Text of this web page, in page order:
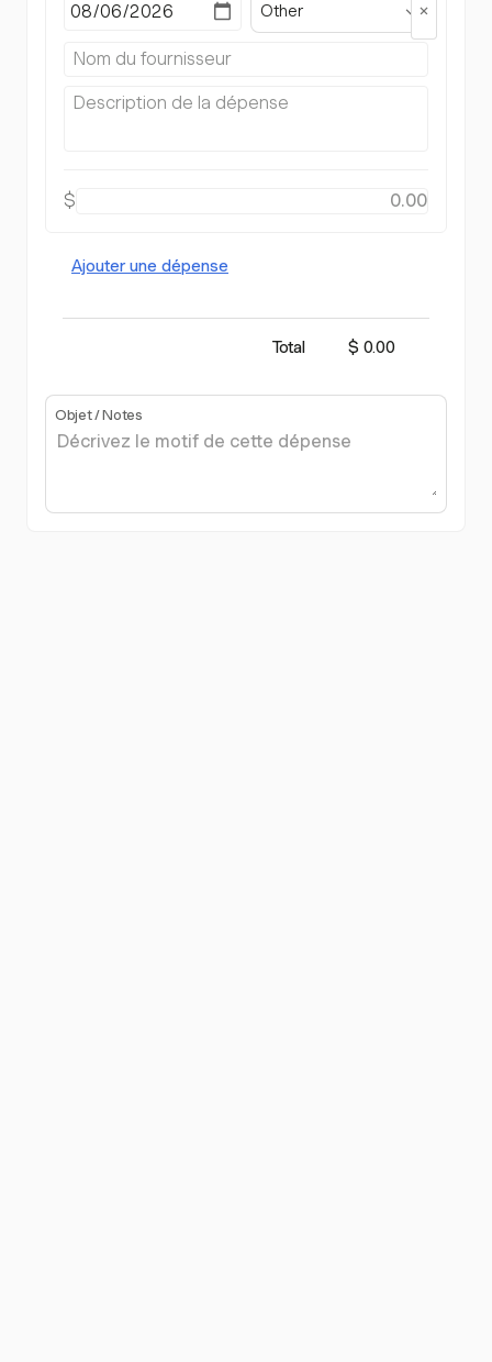
Other
$
Ajouter une dépense
Total $ 0.00
Objet / Notes